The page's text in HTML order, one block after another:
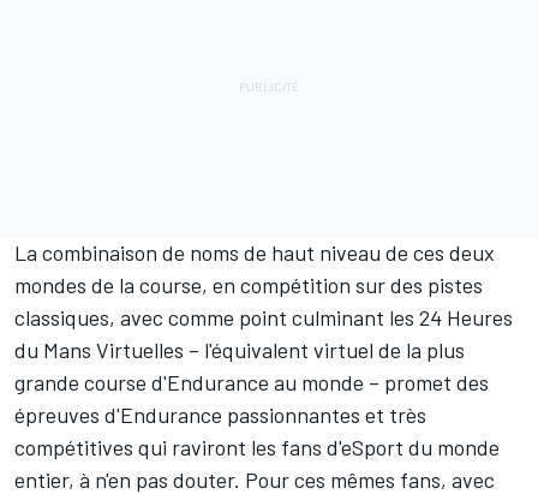
La combinaison de noms de haut niveau de ces deux
mondes de la course, en compétition sur des pistes
classiques, avec comme point culminant les 24 Heures
du Mans Virtuelles – l'équivalent virtuel de la plus
grande course d'Endurance au monde – promet des
épreuves d'Endurance passionnantes et très
compétitives qui raviront les fans d'eSport du monde
entier, à n'en pas douter. Pour ces mêmes fans, avec